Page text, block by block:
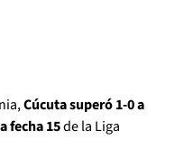
Cúcuta superó 1-0 a
fecha 15de la Liga